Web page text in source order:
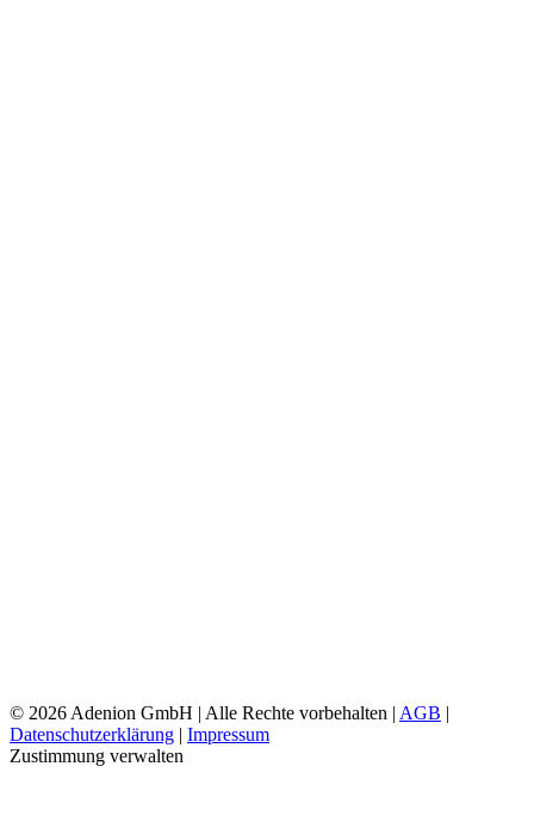
© 2026 Adenion GmbH | Alle Rechte vorbehalten | AGB |
Datenschutzerklärung | Impressum
Zustimmung verwalten